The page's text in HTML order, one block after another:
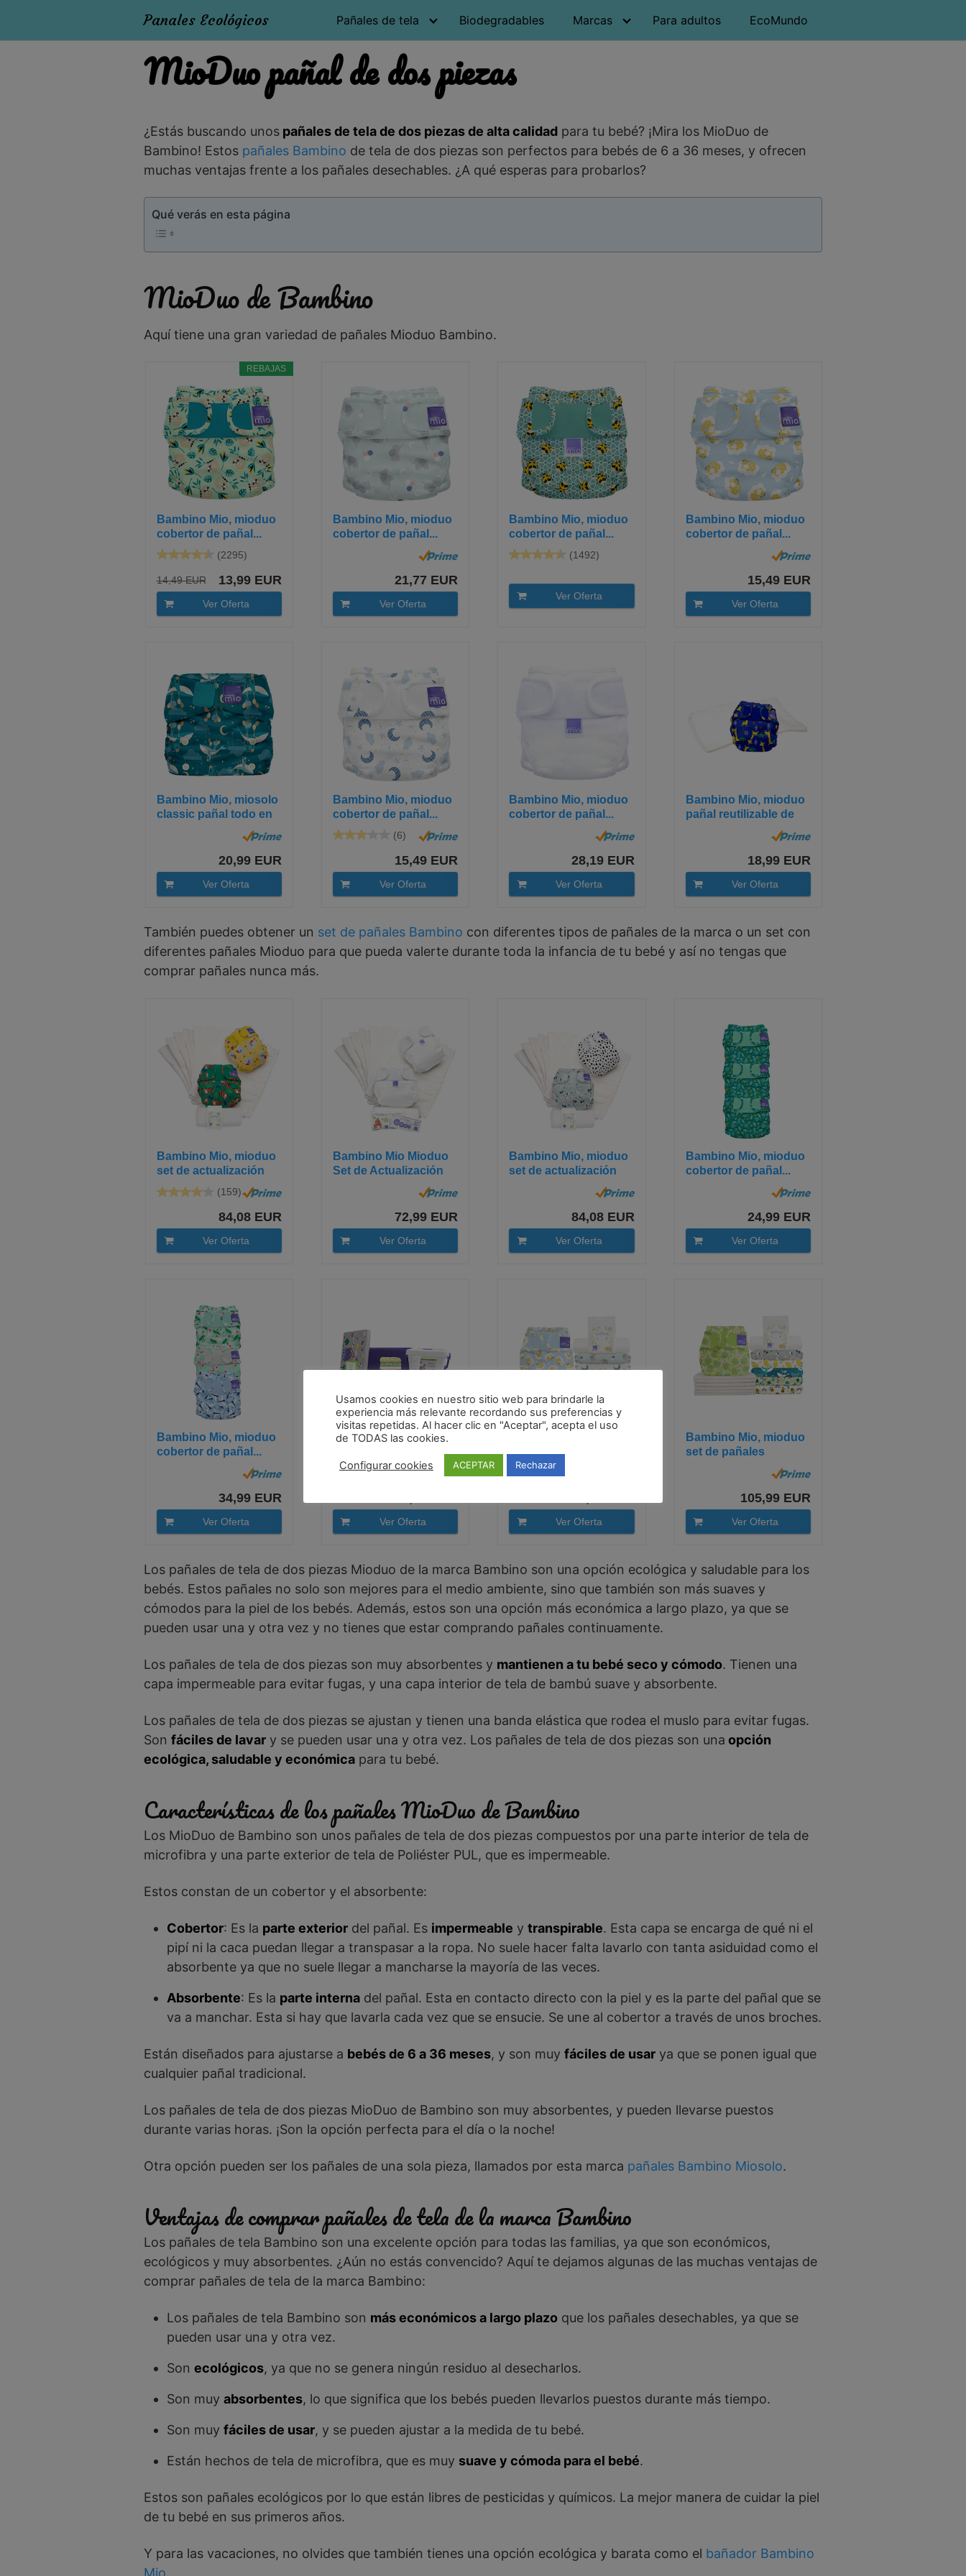
Panales Ecológicos Pañales de tela Biodegradables Marcas Para adultos EcoMundo
MioDuo pañal de dos piezas
¿Estás buscando unos pañales de tela de dos piezas de alta calidad para tu bebé? ¡Mira los MioDuo de
Bambino! Estos pañales Bambino de tela de dos piezas son perfectos para bebés de 6 a 36 meses, y ofrecen
muchas ventajas frente a los pañales desechables. ¿A qué esperas para probarlos?
Qué verás en esta página
MioDuo de Bambino
Aquí tiene una gran variedad de pañales Mioduo Bambino.
REBAJAS
Bambino Mio, mioduo
cobertor de pañal...
(2295)
14,49 EUR 13,99 EUR
Ver Oferta
Bambino Mio, mioduo
cobertor de pañal...
21,77 EUR
Ver Oferta
Bambino Mio, mioduo
cobertor de pañal...
(1492)
Ver Oferta
Bambino Mio, mioduo
cobertor de pañal...
15,49 EUR
Ver Oferta
Bambino Mio, miosolo
classic pañal todo en
20,99 EUR
Ver Oferta
Bambino Mio, mioduo
cobertor de pañal...
(6)
15,49 EUR
Ver Oferta
Bambino Mio, mioduo
cobertor de pañal...
28,19 EUR
Ver Oferta
Bambino Mio, mioduo
pañal reutilizable de
18,99 EUR
Ver Oferta
También puedes obtener un set de pañales Bambino con diferentes tipos de pañales de la marca o un set con
diferentes pañales Mioduo para que pueda valerte durante toda la infancia de tu bebé y así no tengas que
comprar pañales nunca más.
Bambino Mio, mioduo
set de actualización
de...
(159)
84,08 EUR
Ver Oferta
Bambino Mio Mioduo
Set de Actualización
72,99 EUR
Ver Oferta
Bambino Mio, mioduo
set de actualización
84,08 EUR
Ver Oferta
Bambino Mio, mioduo
cobertor de pañal...
24,99 EUR
Ver Oferta
Bambino Mio, mioduo
cobertor de pañal...
34,99 EUR
Ver Oferta
Bambino Mio
FRU Bambino Mio,
Ver Oferta
set de pañales
reutilizables,...
Ver Oferta
Bambino Mio, mioduo
set de pañales
105,99 EUR
Ver Oferta
Los pañales de tela de dos piezas Mioduo de la marca Bambino son una opción ecológica y saludable para los
bebés. Estos pañales no solo son mejores para el medio ambiente, sino que también son más suaves y
cómodos para la piel de los bebés. Además, estos son una opción más económica a largo plazo, ya que se
pueden usar una y otra vez y no tienes que estar comprando pañales continuamente.
Los pañales de tela de dos piezas son muy absorbentes y mantienen a tu bebé seco y cómodo. Tienen una
capa impermeable para evitar fugas, y una capa interior de tela de bambú suave y absorbente.
Los pañales de tela de dos piezas se ajustan y tienen una banda elástica que rodea el muslo para evitar fugas.
Son fáciles de lavar y se pueden usar una y otra vez. Los pañales de tela de dos piezas son una opción
ecológica, saludable y económica para tu bebé.
Características de los pañales MioDuo de Bambino
Los MioDuo de Bambino son unos pañales de tela de dos piezas compuestos por una parte interior de tela de
microfibra y una parte exterior de tela de Poliéster PUL, que es impermeable.
Estos constan de un cobertor y el absorbente:
Cobertor: Es la parte exterior del pañal. Es impermeable y transpirable. Esta capa se encarga de qué ni el
pipí ni la caca puedan llegar a transpasar a la ropa. No suele hacer falta lavarlo con tanta asiduidad como el
absorbente ya que no suele llegar a mancharse la mayoría de las veces.
Absorbente: Es la parte interna del pañal. Esta en contacto directo con la piel y es la parte del pañal que se
va a manchar. Esta si hay que lavarla cada vez que se ensucie. Se une al cobertor a través de unos broches.
Están diseñados para ajustarse a bebés de 6 a 36 meses, y son muy fáciles de usar ya que se ponen igual que
cualquier pañal tradicional.
Los pañales de tela de dos piezas MioDuo de Bambino son muy absorbentes, y pueden llevarse puestos
durante varias horas. ¡Son la opción perfecta para el día o la noche!
Otra opción pueden ser los pañales de una sola pieza, llamados por esta marca pañales Bambino Miosolo.
Ventajas de comprar pañales de tela de la marca Bambino
Los pañales de tela Bambino son una excelente opción para todas las familias, ya que son económicos,
ecológicos y muy absorbentes. ¿Aún no estás convencido? Aquí te dejamos algunas de las muchas ventajas de
comprar pañales de tela de la marca Bambino:
Los pañales de tela Bambino son más económicos a largo plazo que los pañales desechables, ya que se
pueden usar una y otra vez.
Son ecológicos, ya que no se genera ningún residuo al desecharlos.
Son muy absorbentes, lo que significa que los bebés pueden llevarlos puestos durante más tiempo.
Son muy fáciles de usar, y se pueden ajustar a la medida de tu bebé.
Están hechos de tela de microfibra, que es muy suave y cómoda para el bebé.
Estos son pañales ecológicos por lo que están libres de pesticidas y químicos. La mejor manera de cuidar la piel
de tu bebé en sus primeros años.
Y para las vacaciones, no olvides que también tienes una opción ecológica y barata como el bañador Bambino
Mio
Usamos cookies en nuestro sitio web para brindarle la
experiencia más relevante recordando sus preferencias y
visitas repetidas. Al hacer clic en "Aceptar", acepta el uso
de TODAS las cookies.
Configurar cookies ACEPTAR Rechazar